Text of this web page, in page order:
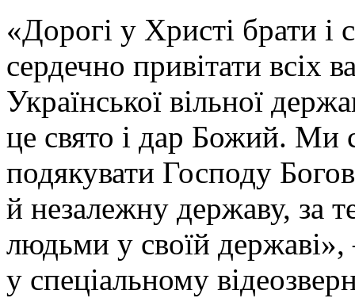
«Дорогі у Христі брати і
сердечно привітати всіх
Української вільної
це свято і дар Божий. Ми
подякувати Господу
й незалежну державу, за
людьми у своїй
у спеціальному